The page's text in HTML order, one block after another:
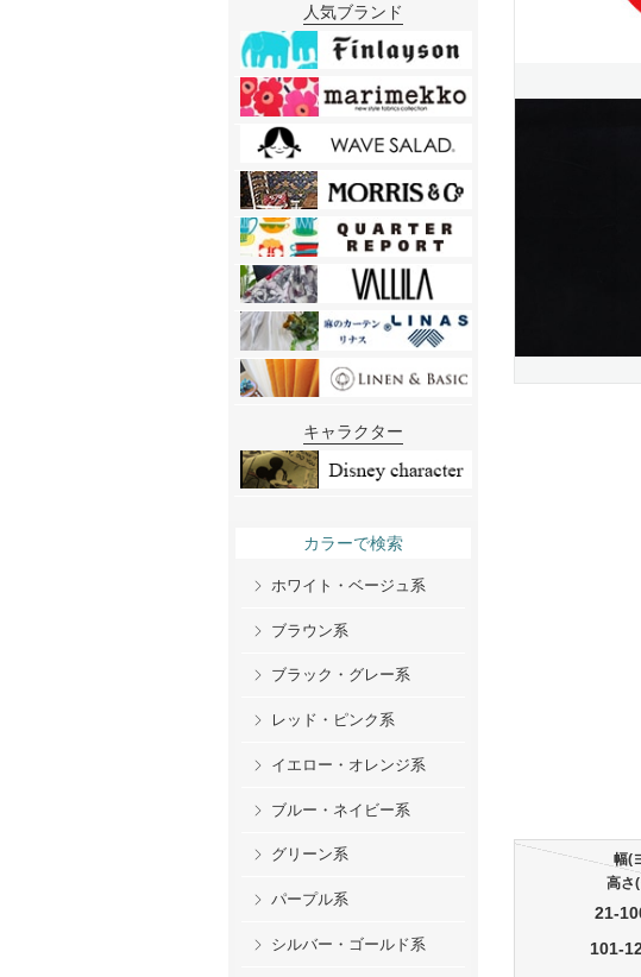
幅(
高さ
21-
101-
人気ブランド
キャラクター
カラーで検索
ホワイト・ベージュ系
ブラウン系
ブラック・グレー系
レッド・ピンク系
イエロー・オレンジ系
ブルー・ネイビー系
グリーン系
パープル系
シルバー・ゴールド系